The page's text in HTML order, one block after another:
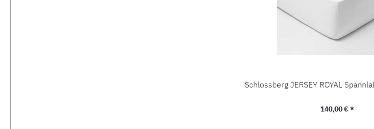
Schlossberg JERSEY ROYAL
Regulärer Preis:
140,00 € *